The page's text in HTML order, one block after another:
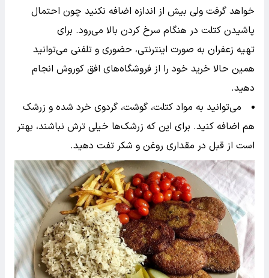
خواهد گرفت ولی بیش از اندازه اضافه نکنید چون احتمال
پاشیدن کتلت در هنگام سرخ کردن بالا می‌رود. برای
تهیه زعفران به صورت اینترنتی، حضوری و تلفنی می‌توانید
همین حالا خرید خود را از فروشگاه‌های افق کوروش انجام
دهید.
می‌توانید به مواد کتلت، گوشت، گردوی خرد شده و زرشک
هم اضافه کنید. برای این که زرشک‌ها خیلی ترش نباشند، بهتر
است از قبل در مقداری روغن و شکر تفت دهید.